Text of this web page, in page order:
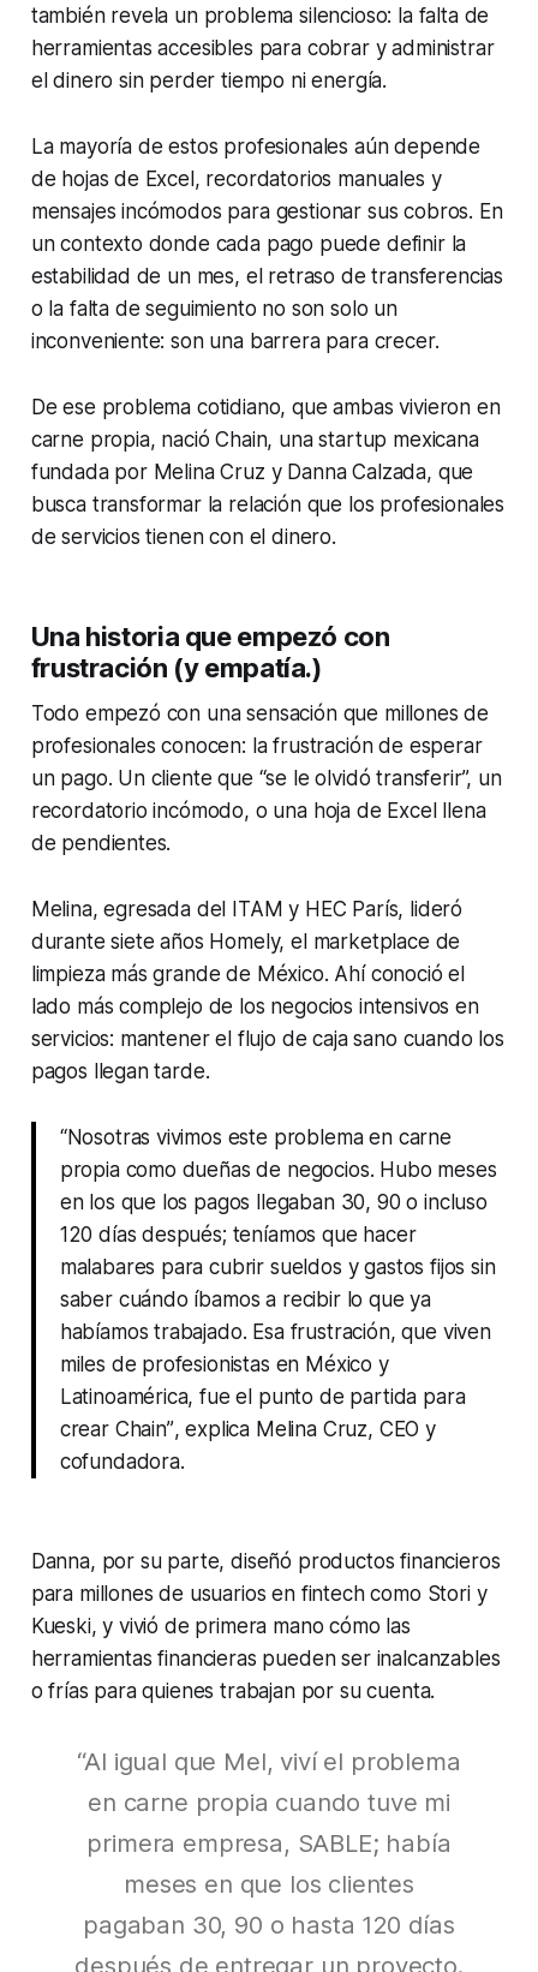
también revela un problema silencioso: la falta de
herramientas accesibles para cobrar y administrar
el dinero sin perder tiempo ni energía.
La mayoría de estos profesionales aún depende
de hojas de Excel, recordatorios manuales y
mensajes incómodos para gestionar sus cobros. En
un contexto donde cada pago puede definir la
estabilidad de un mes, el retraso de transferencias
o la falta de seguimiento no son solo un
inconveniente: son una barrera para crecer.
De ese problema cotidiano, que ambas vivieron en
carne propia, nació Chain, una startup mexicana
fundada por Melina Cruz y Danna Calzada, que
busca transformar la relación que los profesionales
de servicios tienen con el dinero.
Una historia que empezó con
frustración (y empatía.)
Todo empezó con una sensación que millones de
profesionales conocen: la frustración de esperar
un pago. Un cliente que “se le olvidó transferir”, un
recordatorio incómodo, o una hoja de Excel llena
de pendientes.
Melina, egresada del ITAM y HEC París, lideró
durante siete años Homely, el marketplace de
limpieza más grande de México. Ahí conoció el
lado más complejo de los negocios intensivos en
servicios: mantener el flujo de caja sano cuando los
pagos llegan tarde.
“Nosotras vivimos este problema en carne
propia como dueñas de negocios. Hubo meses
en los que los pagos llegaban 30, 90 o incluso
120 días después; teníamos que hacer
malabares para cubrir sueldos y gastos fijos sin
saber cuándo íbamos a recibir lo que ya
habíamos trabajado. Esa frustración, que viven
miles de profesionistas en México y
Latinoamérica, fue el punto de partida para
crear Chain”, explica Melina Cruz, CEO y
cofundadora.
Danna, por su parte, diseñó productos financieros
para millones de usuarios en fintech como Stori y
Kueski, y vivió de primera mano cómo las
herramientas financieras pueden ser inalcanzables
o frías para quienes trabajan por su cuenta.
“Al igual que Mel, viví el problema
en carne propia cuando tuve mi
primera empresa, SABLE; había
meses en que los clientes
pagaban 30, 90 o hasta 120 días
después de entregar un proyecto.